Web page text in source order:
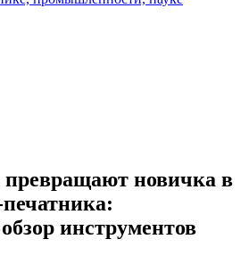
превращают новичка в
инструментов